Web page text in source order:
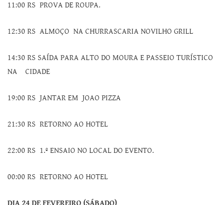
11:00 RS PROVA DE ROUPA.
12:30 RS ALMOÇO NA CHURRASCARIA NOVILHO GRILL
14:30 RS SAÍDA PARA ALTO DO MOURA E PASSEIO TURÍSTICO
NA CIDADE
19:00 RS JANTAR EM JOAO PIZZA
21:30 RS RETORNO AO HOTEL
22:00 RS 1.º ENSAIO NO LOCAL DO EVENTO.
00:00 RS RETORNO AO HOTEL